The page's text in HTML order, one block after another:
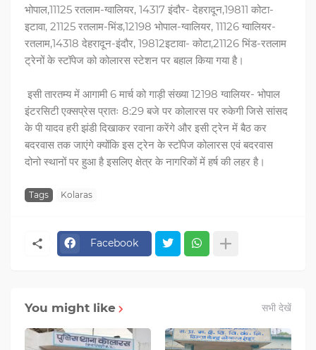
भोपाल,11125 रतलाम-ग्वालियर, 14317 इंदौर- देहरादून,19811 कोटा-
इटावा, 21125 रतलाम-भिंड,12198 भोपाल-ग्वालियर, 11126 ग्वालियर-
रतलाम,14318 देहरादून-इंदौर, 19812इटावा- कोटा,21126 भिंड-रतलाम
ट्रेनों के स्टॉपेज को कोलारस स्टेशन पर बहाल किया गया है।
इसी तारतम्य में आगामी 6 मार्च को गाड़ी संख्या 12198 ग्वालियर- भोपाल
इंटरसिटी एक्सप्रेस प्रातः 8:29 बजे पर कोलारस पर रुकेगी जिसे सांसद
के पी यादव हरी झंडी दिखाकर रवाना करेंगे और इसी ट्रेन में बैठ कर
बदरवास तक जाएंगे क्योंकि इस ट्रेन के स्टॉपेज कोलारस एवं बदरवास
दोनो स्थानों पर हुआ है इसलिए क्षेत्र के नागरिकों में हर्ष की लहर है।
Tags Kolaras
Facebook
You might like सभी देखें